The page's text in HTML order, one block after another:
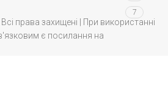
7
права захищені | При використанні
є посилання на